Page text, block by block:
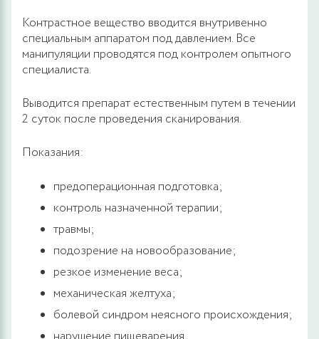
Контрастное вещество вводится внутривенно
специальным аппаратом под давлением. Все
манипуляции проводятся под контролем опытного
специалиста.
Выводится препарат естественным путем в течении
2 суток после проведения сканирования.
Показания:
предоперационная подготовка;
контроль назначенной терапии;
травмы;
подозрение на новообразование;
резкое изменение веса;
механическая желтуха;
болевой синдром неясного происхождения;